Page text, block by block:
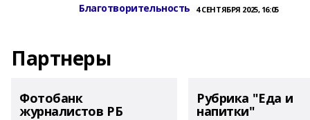
Благотворительность 4 СЕНТЯБРЯ 2025, 16:05
Партнеры
Фотобанк
журналистов РБ
Рубрика "Еда и
напитки"